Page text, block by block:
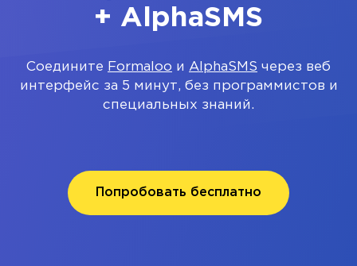
+ AlphaSMS
Соедините Formaloo и AlphaSMS через веб
интерфейс за 5 минут, без программистов и
специальных знаний.
Попробовать бесплатно